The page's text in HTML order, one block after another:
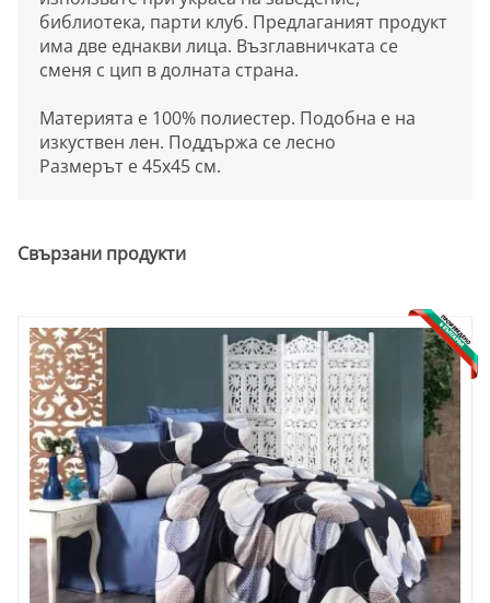
библиотека, парти клуб. Предлаганият продукт
има две еднакви лица. Възглавничката се
сменя с цип в долната страна.
Материята е 100% полиестер. Подобна е на
изкуствен лен. Поддържа се лесно
Размерът е 45х45 см.
Свързани продукти